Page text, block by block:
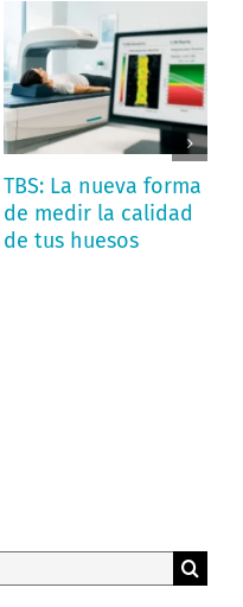
TBS: La nueva forma
de medir la calidad
de tus huesos